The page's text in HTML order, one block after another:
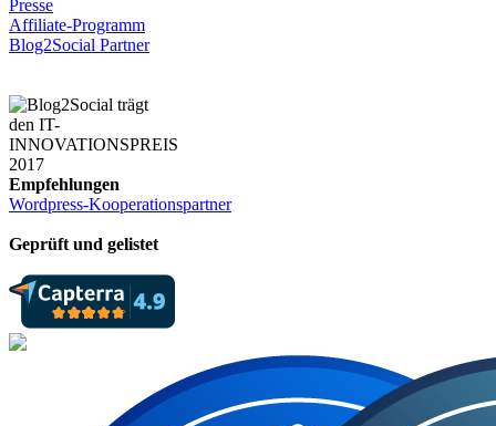
Presse
Affiliate-Programm
Blog2Social Partner
Empfehlungen
Wordpress-Kooperationspartner
Geprüft und gelistet